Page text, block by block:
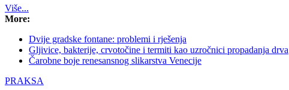
Više...
More:
Dvije gradske fontane: problemi i rješenja
Gljivice, bakterije, crvotočine i termiti kao uzročnici propadanja drva
Čarobne boje renesansnog slikarstva Venecije
PRAKSA